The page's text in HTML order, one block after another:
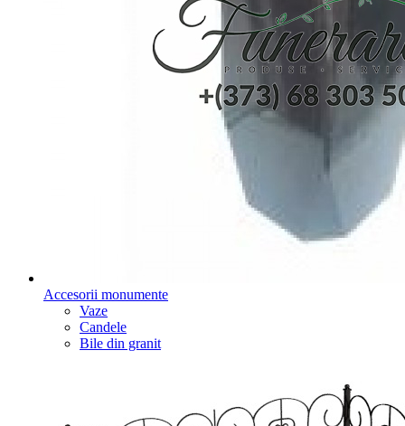
Accesorii monumente
Vaze
Candele
Bile din granit